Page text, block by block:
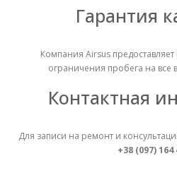
Гарантия
Компания Airsus
ограничения пробега на
Контактная
Для записи на ремонт и
+38 (097) 164